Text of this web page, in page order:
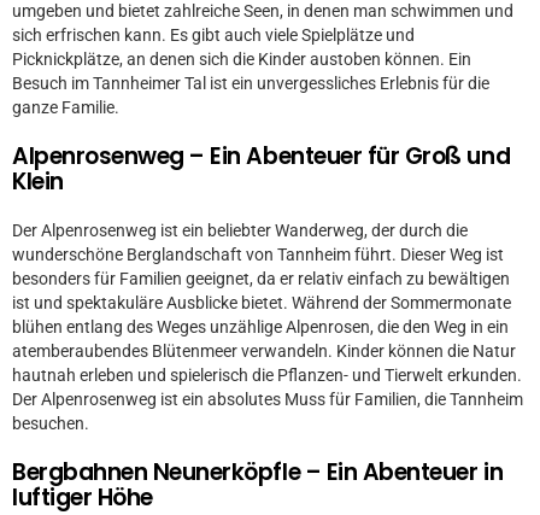
umgeben und bietet zahlreiche Seen, in denen man schwimmen und
sich erfrischen kann. Es gibt auch viele Spielplätze und
Picknickplätze, an denen sich die Kinder austoben können. Ein
Besuch im Tannheimer Tal ist ein unvergessliches Erlebnis für die
ganze Familie.
Alpenrosenweg – Ein Abenteuer für Groß und
Klein
Der Alpenrosenweg ist ein beliebter Wanderweg, der durch die
wunderschöne Berglandschaft von Tannheim führt. Dieser Weg ist
besonders für Familien geeignet, da er relativ einfach zu bewältigen
ist und spektakuläre Ausblicke bietet. Während der Sommermonate
blühen entlang des Weges unzählige Alpenrosen, die den Weg in ein
atemberaubendes Blütenmeer verwandeln. Kinder können die Natur
hautnah erleben und spielerisch die Pflanzen- und Tierwelt erkunden.
Der Alpenrosenweg ist ein absolutes Muss für Familien, die Tannheim
besuchen.
Bergbahnen Neunerköpfle – Ein Abenteuer in
luftiger Höhe